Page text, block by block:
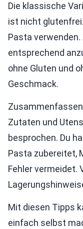
Die klassische
ist nicht
Pasta
entsprechend
ohne Gluten und
Geschmack.
Zutaten und
besprochen. Du
Pasta zubereitet,
Fehler vermeidet.
Mit diesen Tipps
einfach selbst